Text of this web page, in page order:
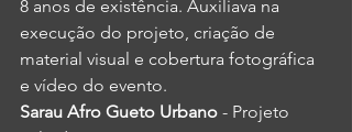
8 anos de existência. Auxiliava na
execução do projeto, criação de
material visual e cobertura fotográfica
e vídeo do evento.
Sarau Afro Gueto Urbano - Projeto